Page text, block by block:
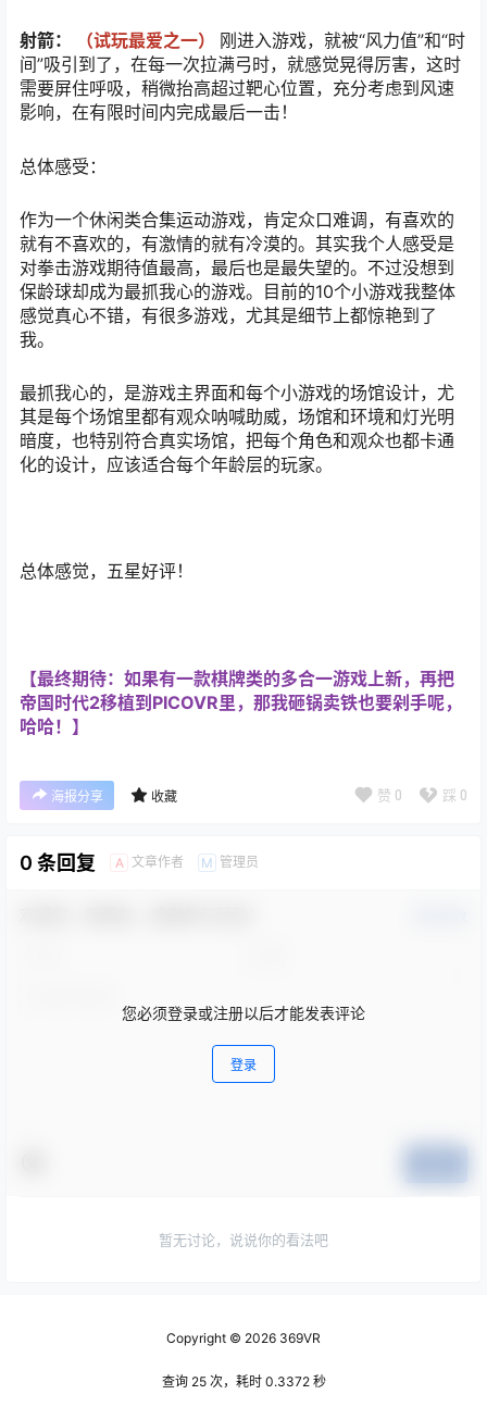
射箭： （试玩最爱之一） 刚进入游戏，就被“风力值”和“时
间”吸引到了，在每一次拉满弓时，就感觉晃得厉害，这时
需要屏住呼吸，稍微抬高超过靶心位置，充分考虑到风速
影响，在有限时间内完成最后一击！
总体感受：
作为一个休闲类合集运动游戏，肯定众口难调，有喜欢的
就有不喜欢的，有激情的就有冷漠的。其实我个人感受是
对拳击游戏期待值最高，最后也是最失望的。不过没想到
保龄球却成为最抓我心的游戏。目前的10个小游戏我整体
感觉真心不错，有很多游戏，尤其是细节上都惊艳到了
我。
最抓我心的，是游戏主界面和每个小游戏的场馆设计，尤
其是每个场馆里都有观众呐喊助威，场馆和环境和灯光明
暗度，也特别符合真实场馆，把每个角色和观众也都卡通
化的设计，应该适合每个年龄层的玩家。
总体感觉，五星好评！
【最终期待：如果有一款棋牌类的多合一游戏上新，再把
帝国时代2移植到PICOVR里，那我砸锅卖铁也要剁手呢，
哈哈！】
海报分享 收藏 赞 0 踩 0
0 条回复 A 文章作者 M 管理员
您必须登录或注册以后才能发表评论
登录
暂无讨论，说说你的看法吧
Copyright © 2026 369VR
查询 25 次，耗时 0.3372 秒